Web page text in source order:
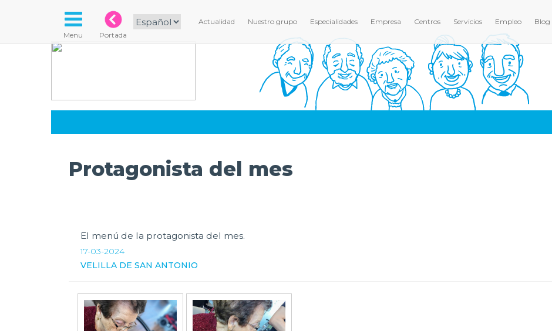
Actualidad Nuestro grupo Especialidades Empresa Centros Servicios Empleo Blog
Menu Portada
Protagonista del mes
El menú de la protagonista del mes.
17-03-2024
VELILLA DE SAN ANTONIO